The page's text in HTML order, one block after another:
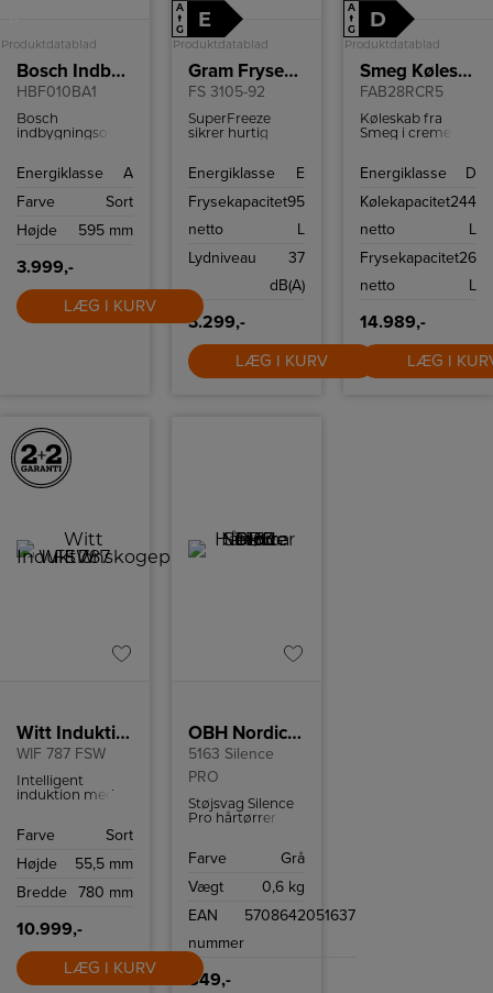
Produktdatablad
Bosch Indbygningsovn
HBF010BA1
Bosch
indbygningsovn
Energiklasse
A
Farve
Sort
Højde
595 mm
3.999,-
LÆG I KURV
A
↑
G
E
Produktdatablad
Gram Fryseskab
FS 3105-92
SuperFreeze
sikrer hurtig
som dermed kan
længere.
Energiklasse
E
Frysekapacitet
netto
95
L
Lydniveau
37
dB(A)
3.299,-
LÆG I KURV
A
↑
G
D
Produktdatablad
Smeg Køleskab m/fryseboks
FAB28RCR5
Køleskab fra
Smeg i creme
og LED
Energiklasse
D
Kølekapacitet
netto
244
L
Frysekapacitet
netto
26
L
14.989,-
LÆG I
Witt Induktionskogeplade
WIF 787 FSW
Intelligent
induktion med
78 cm bred,
glaskant og hvidt
Farve
Sort
Højde
55,5 mm
Bredde
780 mm
10.999,-
LÆG I KURV
OBH Nordica Hårtørrer
5163 Silence
PRO
Støjsvag Silence
Pro hårtørrer
og 2 hastigheder
og
Farve
Grå
Vægt
0,6 kg
EAN
nummer
5708642051637
849,-